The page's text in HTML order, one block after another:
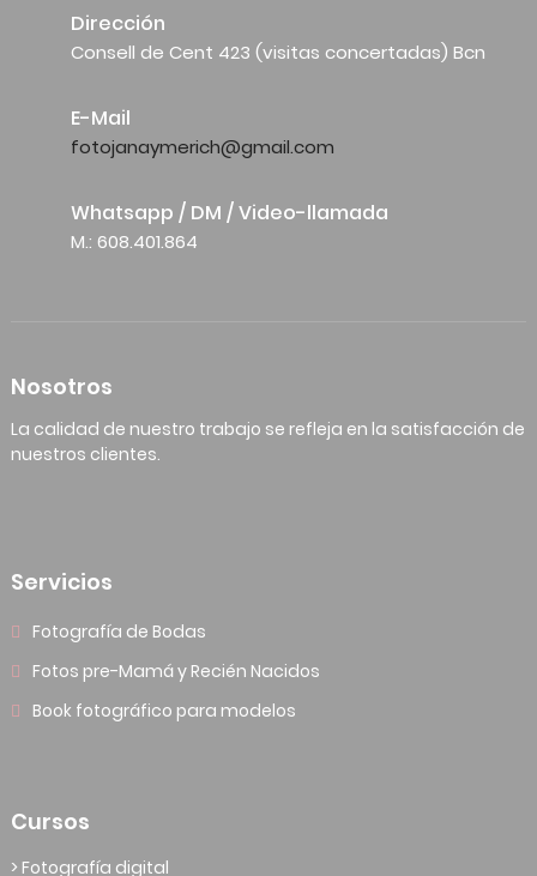
Dirección
Consell de Cent 423 (visitas concertadas) Bcn
E-Mail
fotojanaymerich@gmail.com
Whatsapp / DM / Video-llamada
M.: 608.401.864
Nosotros
La calidad de nuestro trabajo se refleja en la satisfacción de
nuestros clientes.
Servicios
Fotografía de Bodas
Fotos pre-Mamá y Recién Nacidos
Book fotográfico para modelos
Cursos
> Fotografía digital